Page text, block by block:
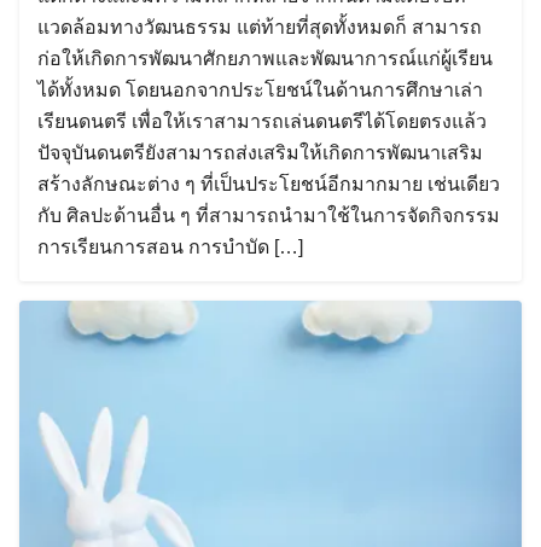
แวดล้อมทางวัฒนธรรม แต่ท้ายที่สุดทั้งหมดก็ สามารถ
ก่อให้เกิดการพัฒนาศักยภาพและพัฒนาการณ์แก่ผู้เรียน
ได้ทั้งหมด โดยนอกจากประโยชน์ในด้านการศึกษาเล่า
เรียนดนตรี เพื่อให้เราสามารถเล่นดนตรีได้โดยตรงแล้ว
ปัจจุบันดนตรียังสามารถส่งเสริมให้เกิดการพัฒนาเสริม
สร้างลักษณะต่าง ๆ ที่เป็นประโยชน์อีกมากมาย เช่นเดียว
กับ ศิลปะด้านอื่น ๆ ที่สามารถนำมาใช้ในการจัดกิจกรรม
การเรียนการสอน การบำบัด […]